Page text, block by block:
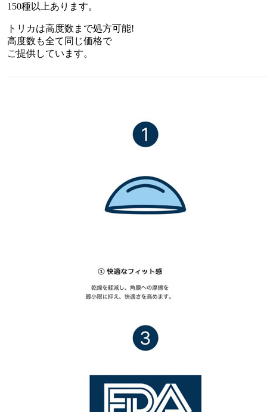
150種以上あります。
トリカは高度数まで処方可能!
高度数も全て同じ価格で
ご提供しています。